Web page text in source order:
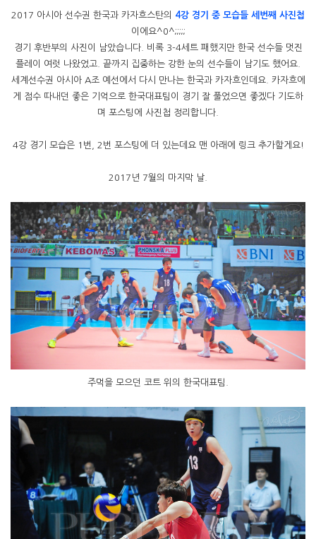
2017 아시아 선수권 한국과 카자흐스탄의
4강 경기 중 모습들 세번째 사진첩
이에요^0^;;;;;
경기 후반부의 사진이 남았습니다. 비록 3-4세트 패했지만 한국 선수들 멋진
플레이 여럿 나왔었고. 끝까지 집중하는 강한 눈의 선수들이 남기도 했어요.
세계선수권 아시아 A조 예선에서 다시 만나는 한국과 카자흐인데요. 카자흐에
게 점수 따내던 좋은 기억으로 한국대표팀이 경기 잘 풀었으면 좋겠다 기도하
며 포스팅에 사진첩 정리합니다.
4강 경기 모습은 1번, 2번 포스팅에 더 있는데요 맨 아래에 링크 추가할게요!
2017년 7월의 마지막 날.
주먹을 모으던 코트 위의 한국대표팀.